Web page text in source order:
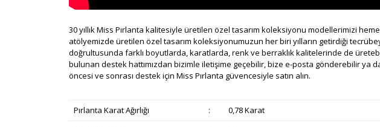
30 yıllık Miss Pırlanta kalitesiyle üretilen özel tasarım koleksiyonu modellerimizi
atölyemizde üretilen özel tasarım koleksiyonumuzun her biri yılların getirdiği
doğrultusunda farklı boyutlarda, karatlarda, renk ve berraklık kalitelerinde de
bulunan destek hattımızdan bizimle iletişime geçebilir, bize e-posta gönderebilir ya
öncesi ve sonrası destek için Miss Pırlanta güvencesiyle satın alın.
Pırlanta Karat Ağırlığı :
0,78 Karat